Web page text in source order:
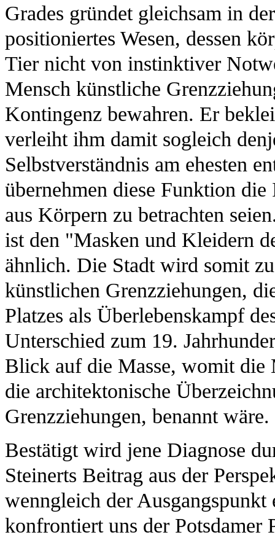
Grades gründet gleichsam in
positioniertes Wesen, dessen
Tier nicht von instinktiver
Mensch künstliche
Kontingenz bewahren. Er
verleiht ihm damit sogleich
Selbstverständnis am ehesten
übernehmen diese Funktion
aus Körpern zu betrachten
ist den "Masken und Kleidern
ähnlich. Die Stadt wird somit
künstlichen Grenzziehungen,
Platzes als Überlebenskampf
Unterschied zum 19.
Blick auf die Masse, womit die
die architektonische
Grenzziehungen, benannt wäre.
Bestätigt wird jene Diagnose
Steinerts Beitrag aus der
wenngleich der
konfrontiert uns der Potsdamer